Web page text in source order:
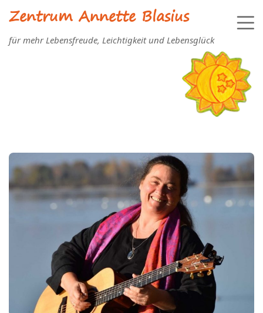
Zentrum Annette Blasius
für mehr Lebensfreude, Leichtigkeit und Lebensglück